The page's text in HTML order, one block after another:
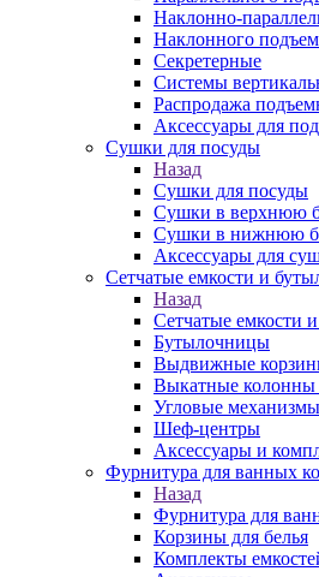
Наклонно-
Наклонного
Секретерные
Системы
Распродажа
Аксессуары для
Сушки для посуды
Назад
Сушки для посуды
Сушки в верхнюю
Сушки в нижнюю
Аксессуары для
Сетчатые емкости и
Назад
Сетчатые емкости
Бутылочницы
Выдвижные
Выкатные
Угловые механизмы
Шеф-центры
Аксессуары и
Фурнитура для ванных
Назад
Фурнитура для
Корзины для белья
Комплекты